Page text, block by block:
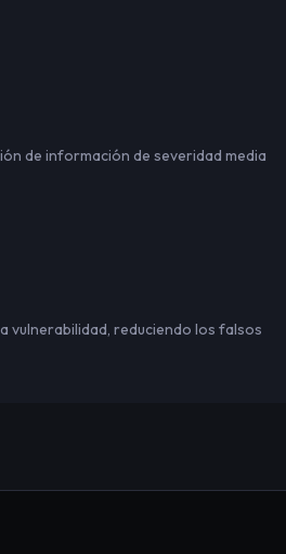
de información de severidad media
vulnerabilidad, reduciendo los falsos